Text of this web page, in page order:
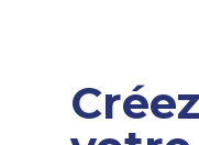
Créez